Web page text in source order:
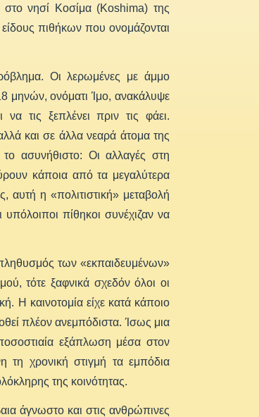
στο νησί Κοσίμα (Koshima) της
πιθήκων που ονομάζονται
Οι λερωμένες με άμμο
μηνών, ονόματι Ίμο, ανακάλυψε
τις ξεπλένει πριν τις φάει.
και σε άλλα νεαρά άτομα της
ασυνήθιστο: Οι αλλαγές στη
κάποια από τα μεγαλύτερα
αυτή η «πολιτιστική» μεταβολή
υπόλοιποι πίθηκοι συνέχιζαν να
των «εκπαιδευμένων»
τότε ξαφνικά σχεδόν όλοι οι
Η καινοτομία είχε κατά κάποιο
πλέον ανεμπόδιστα. Ίσως μια
εξάπλωση μέσα στον
χρονική στιγμή τα εμπόδια
της κοινότητας.
άγνωστο και στις ανθρώπινες